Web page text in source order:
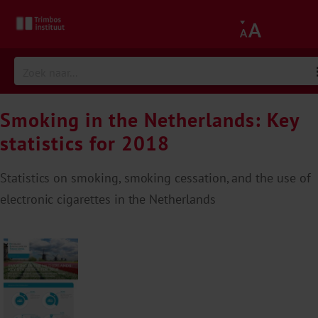
Smoking in the Netherlands: Key
statistics for 2018
Statistics on smoking, smoking cessation, and the use of
electronic cigarettes in the Netherlands